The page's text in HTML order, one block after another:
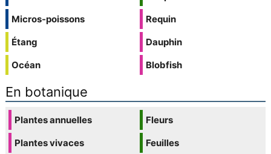
Micros-poissons
Étang
Océan
Requin
Dauphin
Blobfish
En botanique
Plantes annuelles
Plantes vivaces
Fleurs
Feuilles